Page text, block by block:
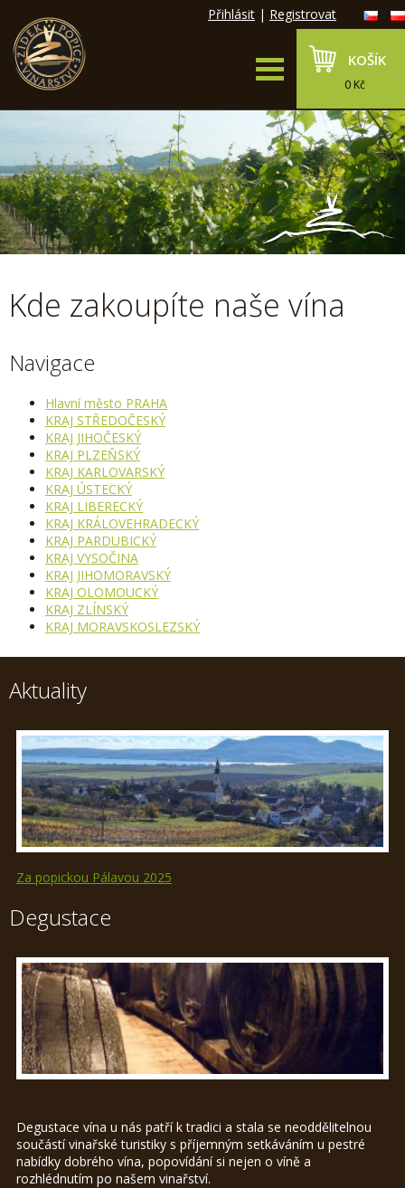
Přihlásit | Registrovat
KOŠÍK
0 Kč
Kde zakoupíte naše vína
Navigace
Hlavní město PRAHA
KRAJ STŘEDOČESKÝ
KRAJ JIHOČESKÝ
KRAJ PLZEŇSKÝ
KRAJ KARLOVARSKÝ
KRAJ ÚSTECKÝ
KRAJ LIBERECKÝ
KRAJ KRÁLOVEHRADECKÝ
KRAJ PARDUBICKÝ
KRAJ VYSOČINA
KRAJ JIHOMORAVSKÝ
KRAJ OLOMOUCKÝ
KRAJ ZLÍNSKÝ
KRAJ MORAVSKOSLEZSKÝ
Aktuality
Za popickou Pálavou 2025
Degustace
Degustace vína u nás patří k tradici a stala se neoddělitelnou
součástí vinařské turistiky s příjemným setkáváním u pestré
nabídky dobrého vína, popovídání si nejen o víně a
rozhlédnutím po našem vinařství.